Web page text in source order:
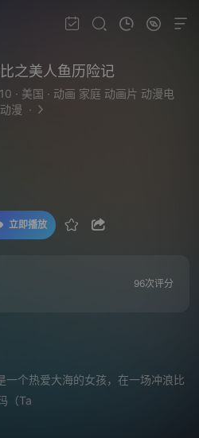
之美人鱼历险记
· 美国 · 动画 家庭 动画片 动漫电
漫 ·
立即播放
96次评分
个热爱大海的女孩，在一场冲浪比
（Ta